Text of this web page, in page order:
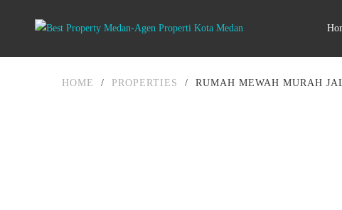
HOME / PROPERTIES / RUMAH MEWAH MURAH